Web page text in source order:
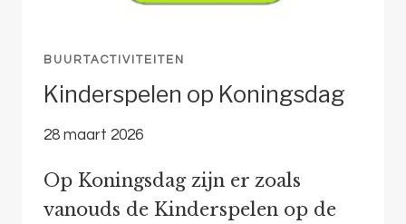
BUURTACTIVITEITEN
Kinderspelen op Koningsdag
28 maart 2026
Op Koningsdag zijn er zoals
vanouds de Kinderspelen op de